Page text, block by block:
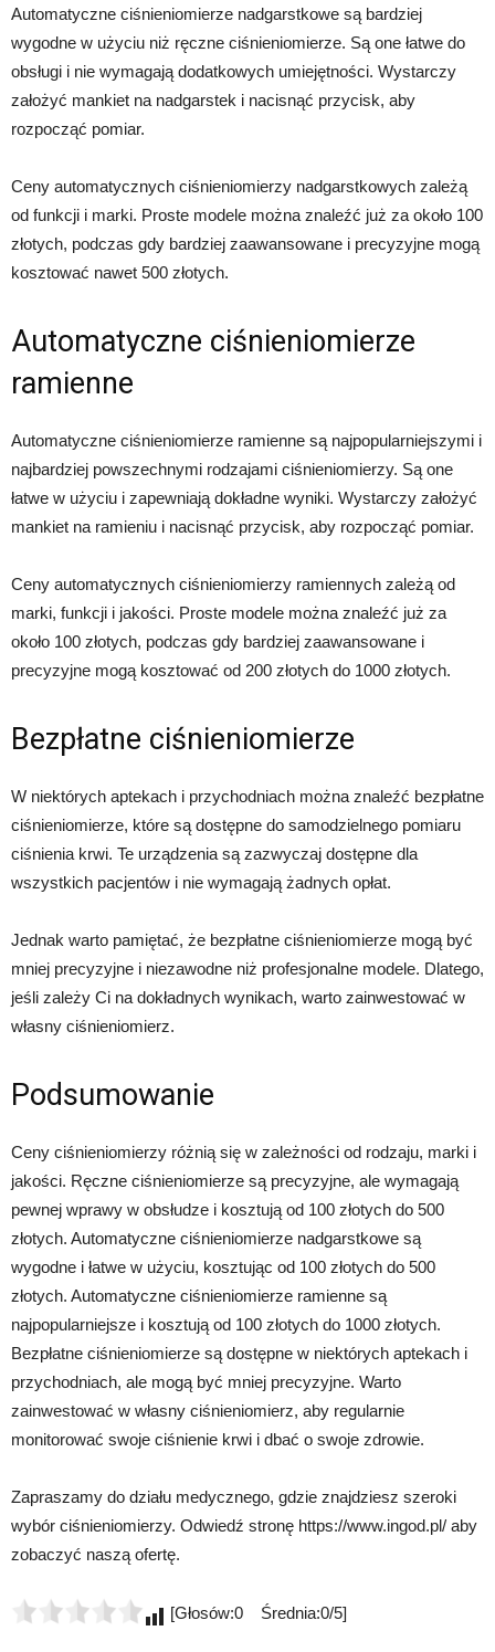
Automatyczne ciśnieniomierze nadgarstkowe są bardziej
wygodne w użyciu niż ręczne ciśnieniomierze. Są one łatwe do
obsługi i nie wymagają dodatkowych umiejętności. Wystarczy
założyć mankiet na nadgarstek i nacisnąć przycisk, aby
rozpocząć pomiar.
Ceny automatycznych ciśnieniomierzy nadgarstkowych zależą
od funkcji i marki. Proste modele można znaleźć już za około 100
złotych, podczas gdy bardziej zaawansowane i precyzyjne mogą
kosztować nawet 500 złotych.
Automatyczne ciśnieniomierze
ramienne
Automatyczne ciśnieniomierze ramienne są najpopularniejszymi i
najbardziej powszechnymi rodzajami ciśnieniomierzy. Są one
łatwe w użyciu i zapewniają dokładne wyniki. Wystarczy założyć
mankiet na ramieniu i nacisnąć przycisk, aby rozpocząć pomiar.
Ceny automatycznych ciśnieniomierzy ramiennych zależą od
marki, funkcji i jakości. Proste modele można znaleźć już za
około 100 złotych, podczas gdy bardziej zaawansowane i
precyzyjne mogą kosztować od 200 złotych do 1000 złotych.
Bezpłatne ciśnieniomierze
W niektórych aptekach i przychodniach można znaleźć bezpłatne
ciśnieniomierze, które są dostępne do samodzielnego pomiaru
ciśnienia krwi. Te urządzenia są zazwyczaj dostępne dla
wszystkich pacjentów i nie wymagają żadnych opłat.
Jednak warto pamiętać, że bezpłatne ciśnieniomierze mogą być
mniej precyzyjne i niezawodne niż profesjonalne modele. Dlatego,
jeśli zależy Ci na dokładnych wynikach, warto zainwestować w
własny ciśnieniomierz.
Podsumowanie
Ceny ciśnieniomierzy różnią się w zależności od rodzaju, marki i
jakości. Ręczne ciśnieniomierze są precyzyjne, ale wymagają
pewnej wprawy w obsłudze i kosztują od 100 złotych do 500
złotych. Automatyczne ciśnieniomierze nadgarstkowe są
wygodne i łatwe w użyciu, kosztując od 100 złotych do 500
złotych. Automatyczne ciśnieniomierze ramienne są
najpopularniejsze i kosztują od 100 złotych do 1000 złotych.
Bezpłatne ciśnieniomierze są dostępne w niektórych aptekach i
przychodniach, ale mogą być mniej precyzyjne. Warto
zainwestować w własny ciśnieniomierz, aby regularnie
monitorować swoje ciśnienie krwi i dbać o swoje zdrowie.
Zapraszamy do działu medycznego, gdzie znajdziesz szeroki
wybór ciśnieniomierzy. Odwiedź stronę https://www.ingod.pl/ aby
zobaczyć naszą ofertę.
[Głosów:0 Średnia:0/5]